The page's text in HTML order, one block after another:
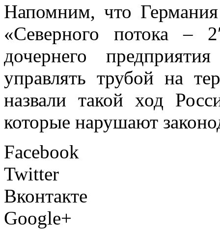
Напомним, что
«Северного потока –
дочернего
управлять трубой на
назвали такой ход
которые нарушают
Facebook
Twitter
Вконтакте
Google+